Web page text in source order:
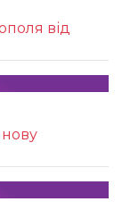
від
нову